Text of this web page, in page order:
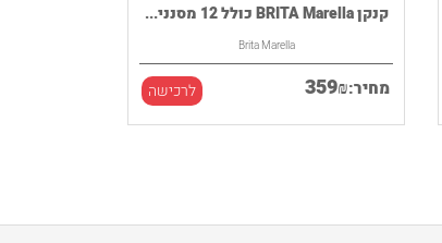
קנקן BRITA Marella כולל 12 מסנני...
Brita Marella
מחיר: 359₪ לרכישה